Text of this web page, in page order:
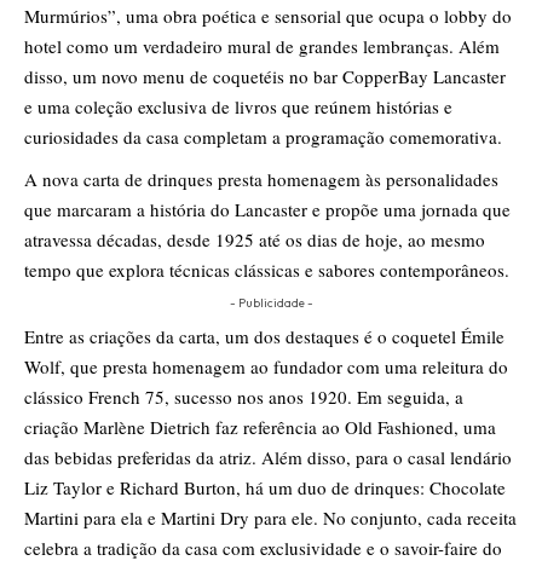
Murmúrios”, uma obra poética e sensorial que ocupa o lobby do
hotel como um verdadeiro mural de grandes lembranças. Além
disso, um novo menu de coquetéis no bar CopperBay Lancaster
e uma coleção exclusiva de livros que reúnem histórias e
curiosidades da casa completam a programação comemorativa.
A nova carta de drinques presta homenagem às personalidades
que marcaram a história do Lancaster e propõe uma jornada que
atravessa décadas, desde 1925 até os dias de hoje, ao mesmo
tempo que explora técnicas clássicas e sabores contemporâneos.
- Publicidade -
Entre as criações da carta, um dos destaques é o coquetel Émile
Wolf, que presta homenagem ao fundador com uma releitura do
clássico French 75, sucesso nos anos 1920. Em seguida, a
criação Marlène Dietrich faz referência ao Old Fashioned, uma
das bebidas preferidas da atriz. Além disso, para o casal lendário
Liz Taylor e Richard Burton, há um duo de drinques: Chocolate
Martini para ela e Martini Dry para ele. No conjunto, cada receita
celebra a tradição da casa com exclusividade e o savoir-faire do